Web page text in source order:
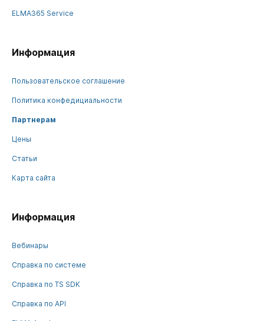
ELMA365 Service
Информация
Пользовательское соглашение
Политика конфедициальности
Партнерам
Цены
Статьи
Карта сайта
Информация
Вебинары
Справка по системе
Справка по TS SDK
Справка по API